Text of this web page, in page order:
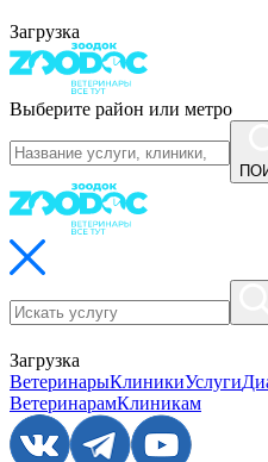
Загрузка
Выберите район или метро
Загрузка
ВетеринарыКлиникиУслуги
ВетеринарамКлиникам